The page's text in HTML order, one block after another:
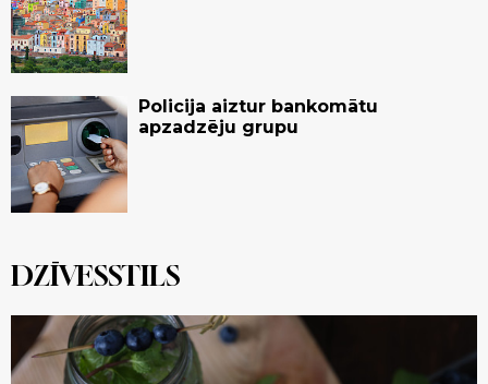
Policija aiztur bankomātu
apzadzēju grupu
DZĪVESSTILS